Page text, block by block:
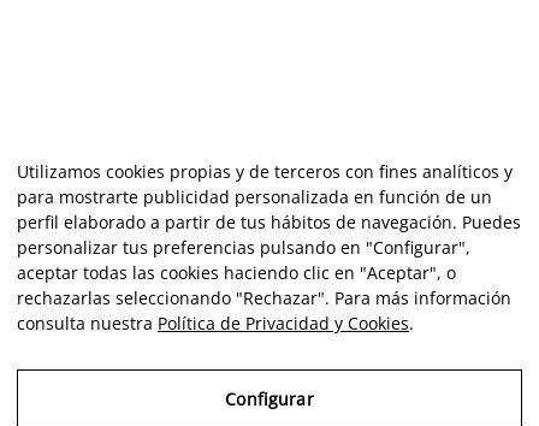
Utilizamos cookies propias y de terceros con fines analíticos y
para mostrarte publicidad personalizada en función de un
perfil elaborado a partir de tus hábitos de navegación. Puedes
personalizar tus preferencias pulsando en "Configurar",
aceptar todas las cookies haciendo clic en "Aceptar", o
rechazarlas seleccionando "Rechazar". Para más información
consulta nuestra Política de Privacidad y Cookies.
Configurar